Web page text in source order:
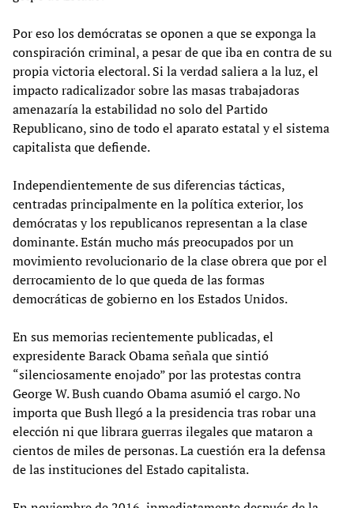
Por eso los demócratas se oponen a que se exponga la
conspiración criminal, a pesar de que iba en contra de su
propia victoria electoral. Si la verdad saliera a la luz, el
impacto radicalizador sobre las masas trabajadoras
amenazaría la estabilidad no solo del Partido
Republicano, sino de todo el aparato estatal y el sistema
capitalista que defiende.
Independientemente de sus diferencias tácticas,
centradas principalmente en la política exterior, los
demócratas y los republicanos representan a la clase
dominante. Están mucho más preocupados por un
movimiento revolucionario de la clase obrera que por el
derrocamiento de lo que queda de las formas
democráticas de gobierno en los Estados Unidos.
En sus memorias recientemente publicadas, el
expresidente Barack Obama señala que sintió
“silenciosamente enojado” por las protestas contra
George W. Bush cuando Obama asumió el cargo. No
importa que Bush llegó a la presidencia tras robar una
elección ni que librara guerras ilegales que mataron a
cientos de miles de personas. La cuestión era la defensa
de las instituciones del Estado capitalista.